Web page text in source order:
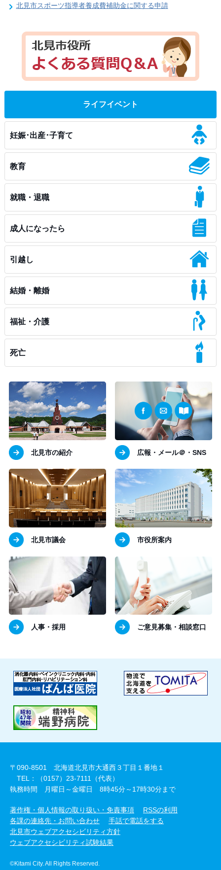
北見市スポーツ指導者養成費補助金に関する申請
ライフイベント
妊娠･出産･子育て
教育
就職・退職
成人になったら
引越し
結婚・離婚
福祉・介護
死亡
北見市の紹介 広報・メール＠・SNS
北見市議会 市役所案内
人事・採用 ご意見募集・相談窓口
〒090-8501 北海道北見市大通西３丁目１番地１
TEL：（0157）23-7111（代表）
執務時間 月曜日～金曜日 8時45分～17時30分まで
著作権・個人情報の取り扱い・免責事項
RSSの利用
各課の連絡先・お問い合わせ
手話で電話をする
北見市ウェブアクセシビリティ方針
ウェブアクセシビリティ試験結果
©Kitami City. All Rights Reserved.